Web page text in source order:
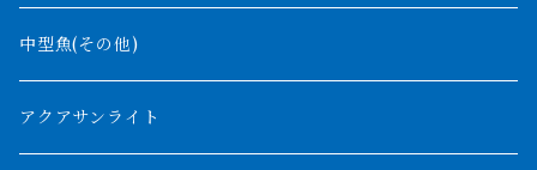
バンジャール
ナイジェリア
オルナティピンニス
コンゴ
ウィークシー
中型魚(その他)
アクアサンライト